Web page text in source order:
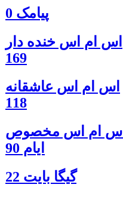
پیامک 0
اس ام اس خنده دار
169
اس ام اس عاشقانه
118
اس ام اس مخصوص
ایام 90
گيگا بايت 22